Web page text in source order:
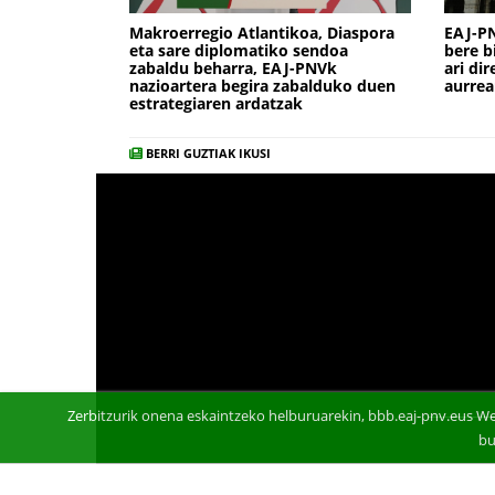
Makroerregio Atlantikoa, Diaspora
eta sare diplomatiko sendoa
zabaldu beharra, EAJ-PNVk
nazioartera begira zabalduko duen
estrategiaren ardatzak
EAJ-
bere
ari
BERRI GUZTIAK IKUSI
Zerbitzurik onena eskaintzeko helburuarekin, bbb.eaj-pnv.eus